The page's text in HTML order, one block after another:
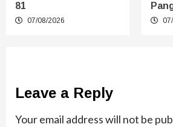
81
07/08/2026
Leave a Reply
Your email address will not be